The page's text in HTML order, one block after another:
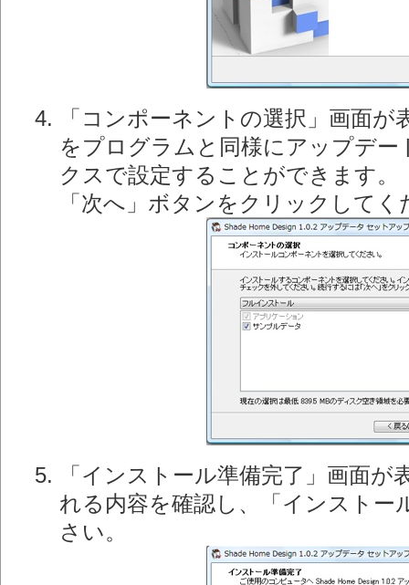
「コンポーネントの選択」画面
をプログラムと同様にアップデ
クスで設定することができます。
「次へ」ボタンをクリックしてく
「インストール準備完了」画面
れる内容を確認し、「インスト
さい。